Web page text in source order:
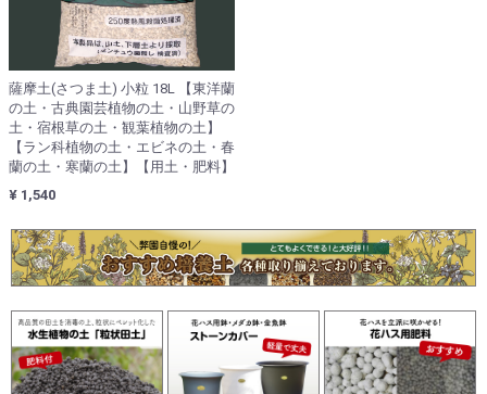
薩摩土(さつま土) 小粒 18L 【東洋蘭
の土・古典園芸植物の土・山野草の
土・宿根草の土・観葉植物の土】
【ラン科植物の土・エビネの土・春
蘭の土・寒蘭の土】【用土・肥料】
¥ 1,540